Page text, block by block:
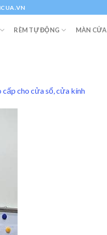
RÈM TỰ ĐỘNG MÀN CỬA
cấp cho cửa sổ, cửa kính